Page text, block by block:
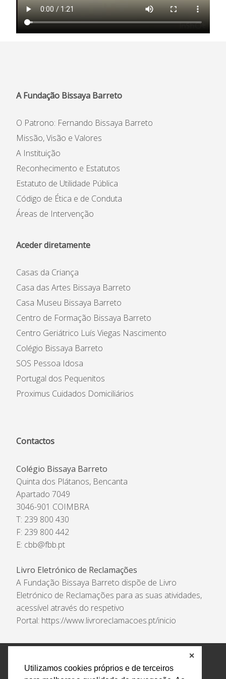
Utilizamos cookies próprios e de terceiros
✕
Informações
A Fundação Bissaya Barreto
O Patrono: Fernando Bissaya Barreto
Missão, Visão e Valores
A Instituição
Reconhecimento e Estatutos
Estatuto de Utilidade Pública
Código de Ética e de Conduta
Áreas de Intervenção
Aceder diretamente
Casas da Criança
Casa das Artes Bissaya Barreto
Casa Museu Bissaya Barreto
Centro de Formação Bissaya Barreto
Centro Geriátrico Luís Viegas Nascimento
Colégio Bissaya Barreto
SOS Pessoa Idosa
Portugal dos Pequenitos
Proximus Cuidados Domiciliários
Contactos
Colégio Bissaya Barreto
Quinta dos Plátanos, Bencanta
Apartado 7049
3046-901 COIMBRA
T: 239 800 430
F: 239 800 442
E: cbb@fbb.pt
Livro Eletrónico de Reclamações
A Fundação Bissaya Barreto dispõe de Livro
Eletrónico de Reclamações para as suas atividades,
acessível através do respetivo
Portal: https://www.livroreclamacoes.pt/inicio
Política de Privacidade e Tratamento de Dados
Encarregado de Proteção de Dados
Livro Eletrónico